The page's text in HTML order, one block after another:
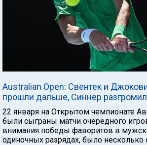
Australian Open: Свентек и
прошли дальше, Синнер
22 января на Открытом чемпионате
были сыграны матчи очередного
внимания победы фаворитов в
одиночных разрядах, было несколько